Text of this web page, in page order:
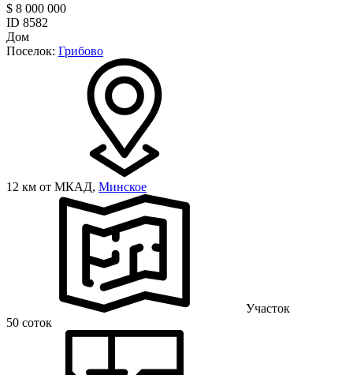
$ 8 000 000
ID 8582
Дом
Поселок: Грибово
12 км от МКАД, Минское
Участок
50 соток